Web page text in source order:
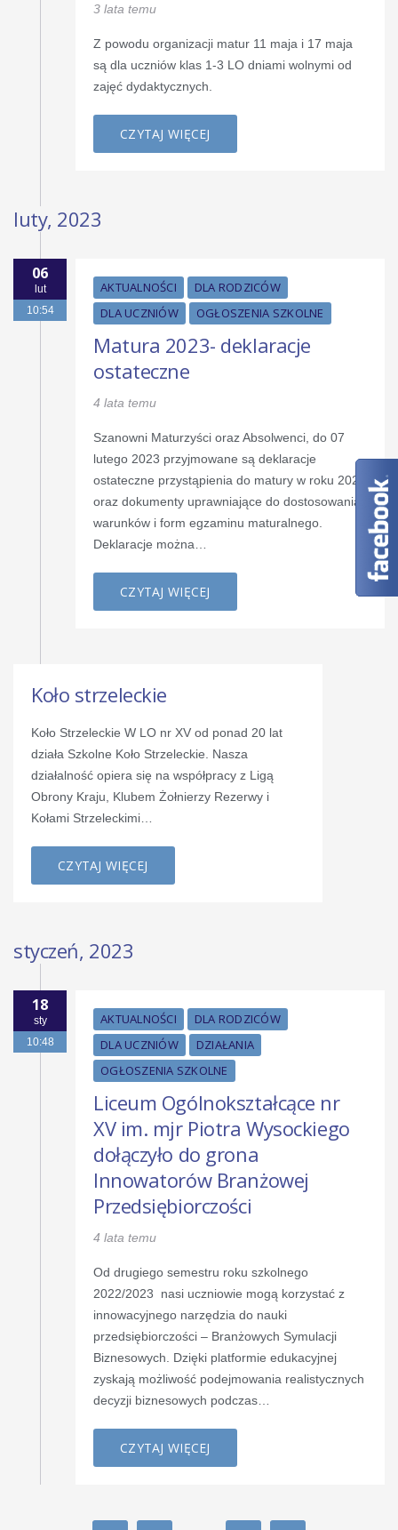
3 lata temu
Z powodu organizacji matur 11 maja i 17 maja
są dla uczniów klas 1-3 LO dniami wolnymi od
zajęć dydaktycznych.
CZYTAJ WIĘCEJ
luty, 2023
06
lut
10:54
AKTUALNOŚCI
DLA RODZICÓW
DLA UCZNIÓW
OGŁOSZENIA SZKOLNE
Matura 2023- deklaracje
ostateczne
4 lata temu
Szanowni Maturzyści oraz Absolwenci, do 07
lutego 2023 przyjmowane są deklaracje
ostateczne przystąpienia do matury w roku 2023
oraz dokumenty uprawniające do dostosowania
warunków i form egzaminu maturalnego.
Deklaracje można…
CZYTAJ WIĘCEJ
Koło strzeleckie
Koło Strzeleckie W LO nr XV od ponad 20 lat
działa Szkolne Koło Strzeleckie. Nasza
działalność opiera się na współpracy z Ligą
Obrony Kraju, Klubem Żołnierzy Rezerwy i
Kołami Strzeleckimi…
CZYTAJ WIĘCEJ
styczeń, 2023
18
sty
10:48
AKTUALNOŚCI
DLA RODZICÓW
DLA UCZNIÓW
DZIAŁANIA
OGŁOSZENIA SZKOLNE
Liceum Ogólnokształcące nr
XV im. mjr Piotra Wysockiego
dołączyło do grona
Innowatorów Branżowej
Przedsiębiorczości
4 lata temu
Od drugiego semestru roku szkolnego
2022/2023 nasi uczniowie mogą korzystać z
innowacyjnego narzędzia do nauki
przedsiębiorczości – Branżowych Symulacji
Biznesowych. Dzięki platformie edukacyjnej
zyskają możliwość podejmowania realistycznych
decyzji biznesowych podczas…
CZYTAJ WIĘCEJ